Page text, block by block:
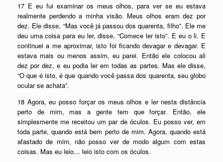
17 E eu fui examinar os meus olhos, para ver se eu estava
realmente perdendo a minha visão. Meus olhos eram dez por
dez. Ele disse, “Mas você já passou dos quarenta, filho”. Ele me
deu uma coisa para eu ler, disse, “Comece ler isto”. E eu o li. E
continuei a me aproximar, isto foi ficando devagar e devagar. E
estava mais ou menos assim, eu parei. Então ele colocou ali
dez por dez, e eu podia ler em todas as partes. Mas ele disse,
“O que é isto, é que quando você passa dos quarenta, seu globo
ocular se achata”.
18 Agora, eu posso forçar os meus olhos e ler nesta distância
perto de mim, mas a gente tem que forçar. Então, ele
simplesmente me receitou um par de óculos. Eu posso ver, em
toda parte, quando está bem perto de mim. Agora, quando está
afastado de mim, não posso ver de modo algum com estas
coisas. Mas eu leio… leio isto com os óculos.